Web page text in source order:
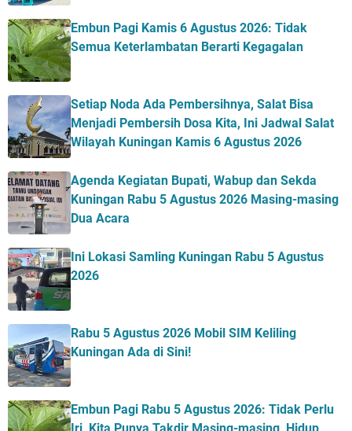
Embun Pagi Kamis 6 Agustus 2026: Tidak
Semua Keterlambatan Berarti Kegagalan
Setiap Noda Ada Pembersihnya, Salat Bisa
Menjadi Pembersih Dosa Kita, Ini Jadwal Salat
Wilayah Kuningan Kamis 6 Agustus 2026
Agenda Kegiatan Bupati, Wabup dan Sekda
Kuningan Rabu 5 Agustus 2026 Masing-masing
Dua Acara
Ini Lokasi Samling Kuningan Rabu 5 Agustus
2026
Rabu 5 Agustus 2026 Mobil SIM Keliling
Kuningan Ada di Sini!
Embun Pagi Rabu 5 Agustus 2026: Tidak Perlu
Iri, Kita Punya Takdir Masing-masing, Hidup